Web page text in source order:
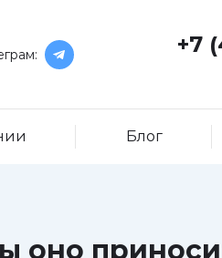
+7
Блог
оно